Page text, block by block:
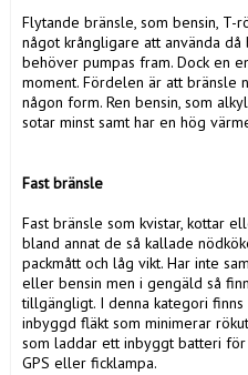
Flytande bränsle, som bensin, T-
något krångligare att använda
behöver pumpas fram. Dock en
moment. Fördelen är att bränsle
någon form. Ren bensin, som
sotar minst samt har en hög
Fast bränsle
Fast bränsle som kvistar, kottar
bland annat de så kallade
packmått och låg vikt. Har inte
eller bensin men i gengäld så
tillgängligt. I denna kategori
inbyggd fläkt som minimerar
som laddar ett inbyggt batteri
GPS eller ficklampa.